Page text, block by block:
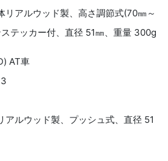
リアルウッド製、高さ調節式(70㎜～
テッカー付、直径 51㎜、重量 300g
AT車
アルウッド製、プッシュ式、直径 51